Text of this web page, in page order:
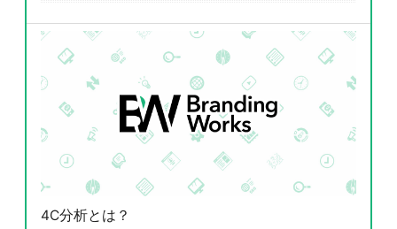
4C分析とは？